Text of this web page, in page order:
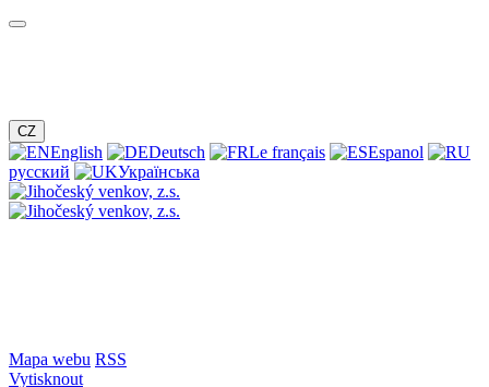
CZ
English Deutsch Le français
Espanol
русский
Українська
Mapa webu RSS
Vytisknout